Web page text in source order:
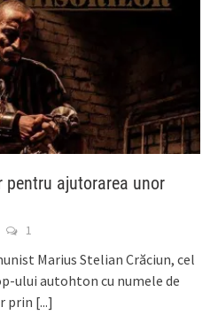
pentru ajutorarea unor
1
Marius Stelian Crăciun, cel
ului autohton cu numele de
prin [...]